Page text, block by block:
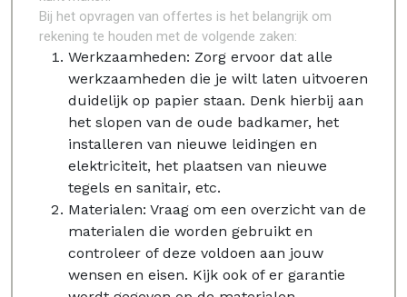
Bij het opvragen van offertes is het belangrijk om
rekening te houden met de volgende zaken:
Werkzaamheden: Zorg ervoor dat alle
werkzaamheden die je wilt laten uitvoeren
duidelijk op papier staan. Denk hierbij aan
het slopen van de oude badkamer, het
installeren van nieuwe leidingen en
elektriciteit, het plaatsen van nieuwe
tegels en sanitair, etc.
Materialen: Vraag om een overzicht van de
materialen die worden gebruikt en
controleer of deze voldoen aan jouw
wensen en eisen. Kijk ook of er garantie